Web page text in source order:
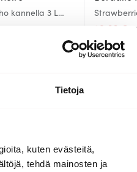
Tietoja
kuten evästeitä,
tehdä mainosten ja
kannella 3 L
Punainen
29.66 €